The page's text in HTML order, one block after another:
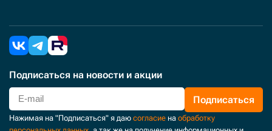
Подписаться на новости и акции
Подписаться
Нажимая на "Подписаться" я даю согласие на обработку